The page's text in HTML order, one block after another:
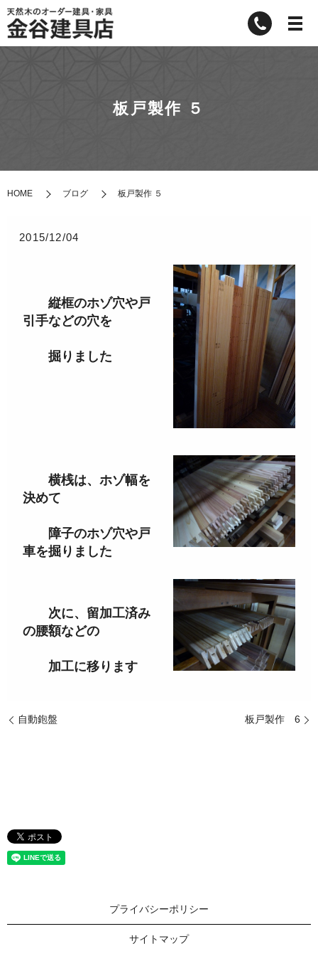
板戸製作 ５
HOME ブログ 板戸製作 ５
2015/12/04
縦框のホゾ穴や戸
引手などの穴を
掘りました
横桟は、ホゾ幅を
決めて
障子のホゾ穴や戸
車を掘りました
次に、留加工済み
の腰額などの
加工に移ります
自動鉋盤 板戸製作 6
プライバシーポリシー
サイトマップ